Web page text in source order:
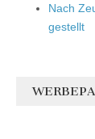
Nach
gestellt